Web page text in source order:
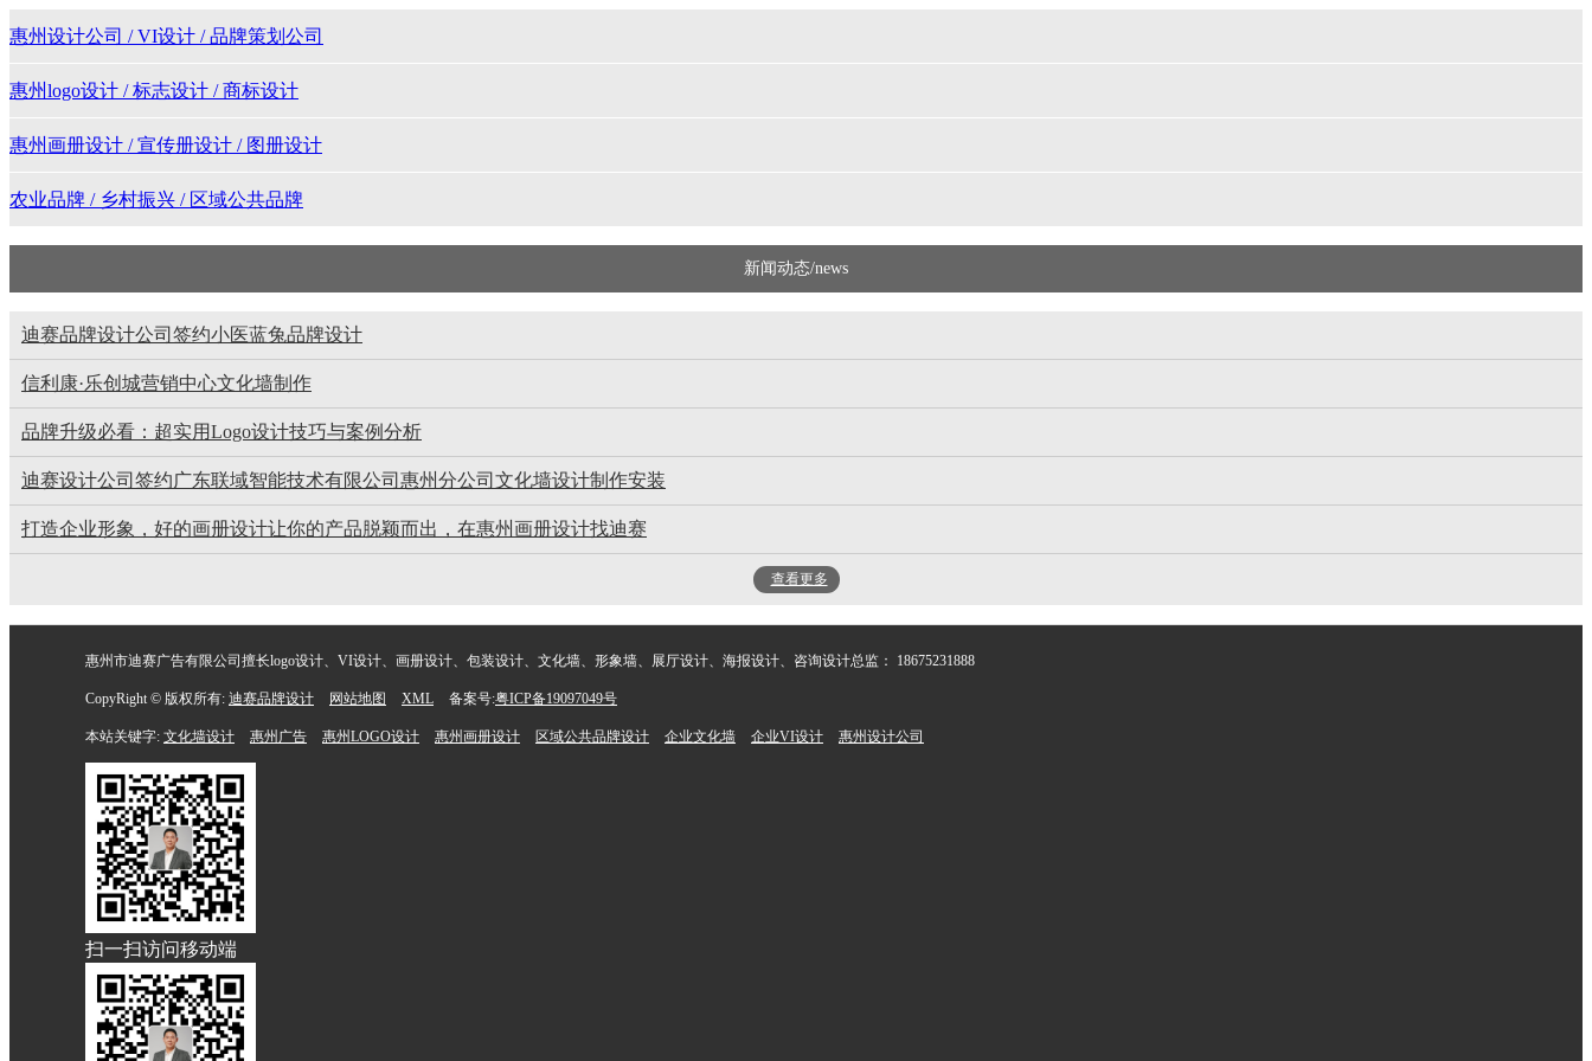
惠州设计公司 / VI设计 / 品牌策划公司
惠州logo设计 / 标志设计 / 商标设计
惠州画册设计 / 宣传册设计 / 图册设计
农业品牌 / 乡村振兴 / 区域公共品牌
新闻动态/news
迪赛品牌设计公司签约小医蓝兔品牌设计
信利康·乐创城营销中心文化墙制作
品牌升级必看：超实用Logo设计技巧与案例分析
迪赛设计公司签约广东联域智能技术有限公司惠州分公司文化墙设计制作安装
打造企业形象，好的画册设计让你的产品脱颖而出，在惠州画册设计找迪赛
查看更多
惠州市迪赛广告有限公司擅长logo设计、VI设计、画册设计、包装设计、文化墙、形象墙、展厅设计、海报设计、咨询设计总监： 18675231888
CopyRight © 版权所有: 迪赛品牌设计 网站地图 XML 备案号:粤ICP备19097049号
本站关键字: 文化墙设计 惠州广告 惠州LOGO设计 惠州画册设计 区域公共品牌设计 企业文化墙 企业VI设计 惠州设计公司
扫一扫访问移动端